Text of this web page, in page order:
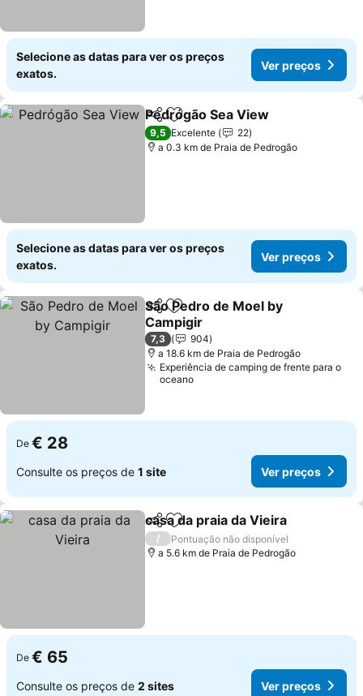
Selecione as datas para ver os preços
exatos.
Ver preços
PartilharAdicionar aos favoritos
Pedrógão Sea View
9,5 Excelente
22
a 0.3 km de Praia de Pedrogão
Selecione as datas para ver os preços
exatos.
Ver preços
PartilharAdicionar aos favoritos
São Pedro de Moel by
Campigir
Ver preços
7,3
904
a 18.6 km de Praia de Pedrogão
Experiência de camping de frente para o
oceano
De € 28
Consulte os preços de 1 site Ver preços
PartilharAdicionar aos favoritos
casa da praia da Vieira
/
Pontuação não disponível
a 5.6 km de Praia de Pedrogão
De € 65
Consulte os preços de 2 sites Ver preços